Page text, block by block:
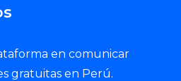
en comunicar
gratuitas en Perú.